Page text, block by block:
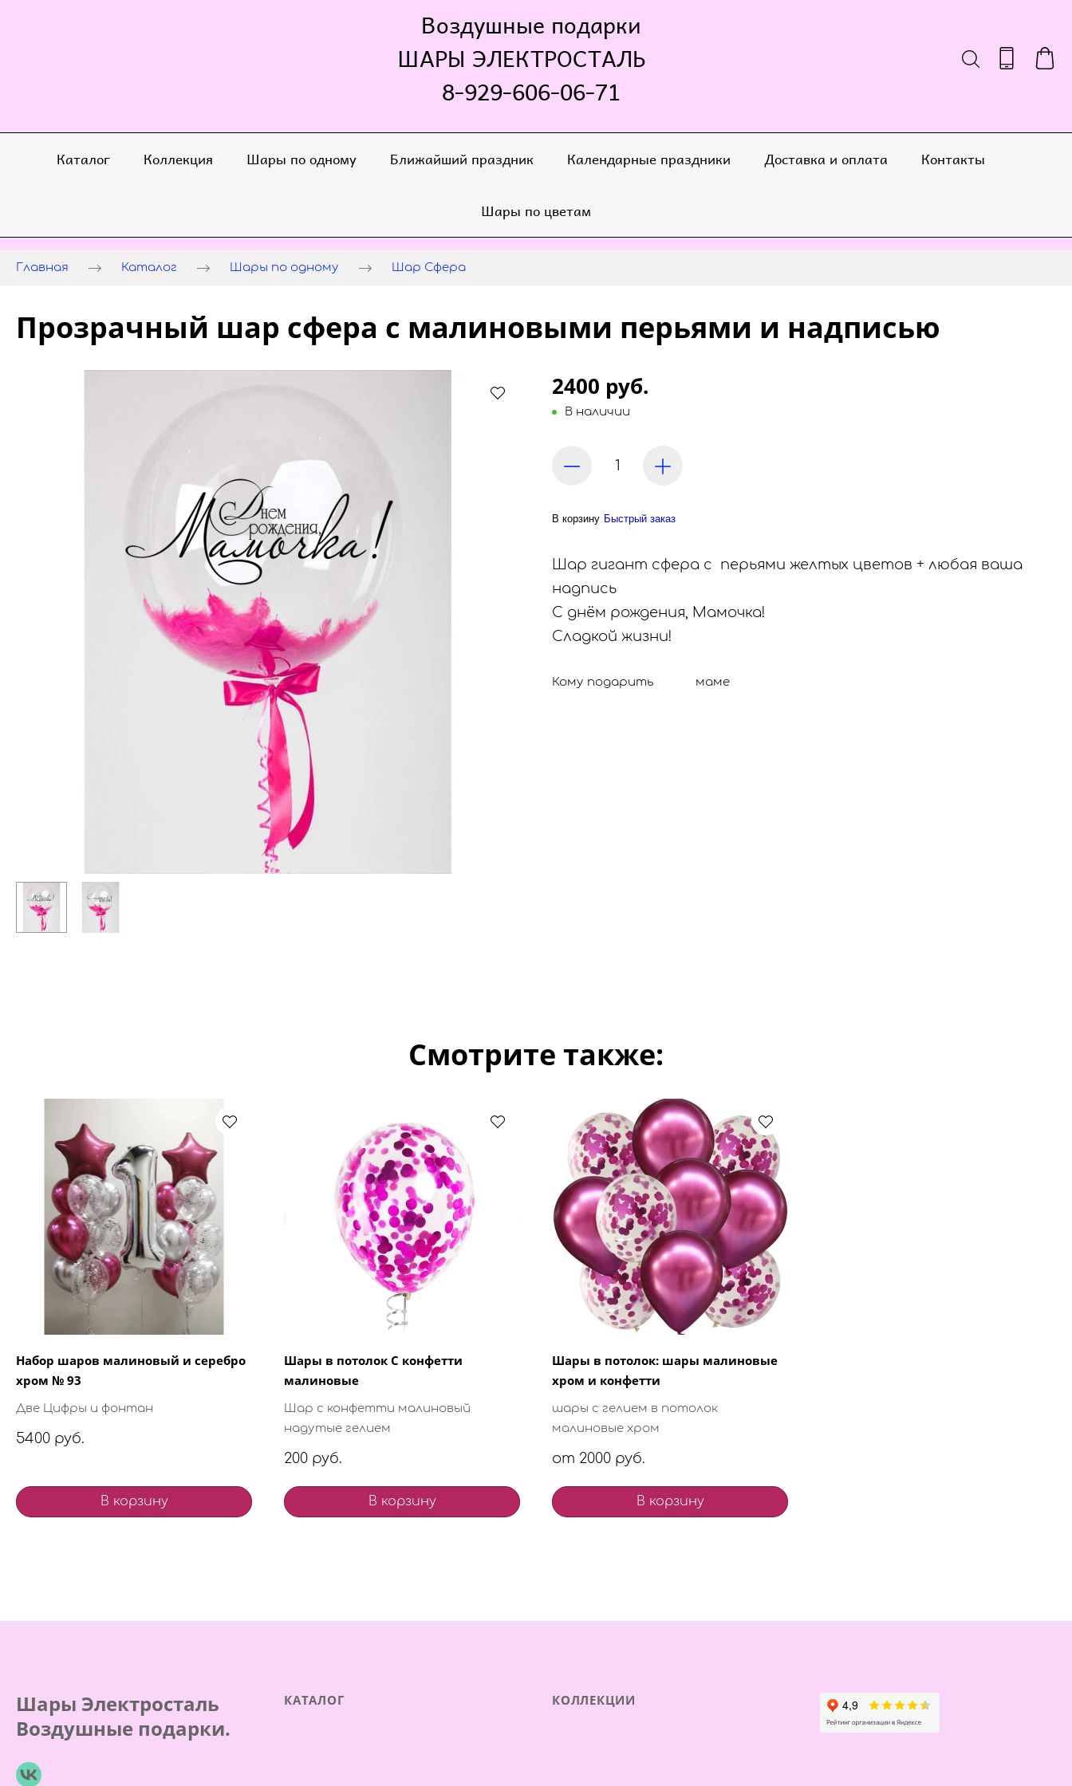
Воздушные подарки
ШАРЫ ЭЛЕКТРОСТАЛЬ
8-929-606-06-71
Каталог Коллекция Шары по одному Ближайший праздник Календарные праздники Доставка и оплата Контакты
Шары по цветам
Главная Каталог Шары по одному Шар Сфера
Прозрачный шар сфера с малиновыми перьями и надписью
2400 руб.
В наличии
В корзину Быстрый заказ
Шар гигант сфера с перьями желтых цветов + любая ваша
надпись
С днём рождения, Мамочка!
Сладкой жизни!
Кому подарить маме
Смотрите также:
Набор шаров малиновый и серебро
хром № 93
Две Цифры и фонтан
5400 руб.
В корзину
Шары в потолок С конфетти
малиновые
Шар с конфетти малиновый
надутые гелием
200 руб.
В корзину
Шары в потолок: шары малиновые
хром и конфетти
шары с гелием в потолок
малиновые хром
от 2000 руб.
В корзину
Шары Электросталь
Воздушные подарки.
КАТАЛОГ КОЛЛЕКЦИИ